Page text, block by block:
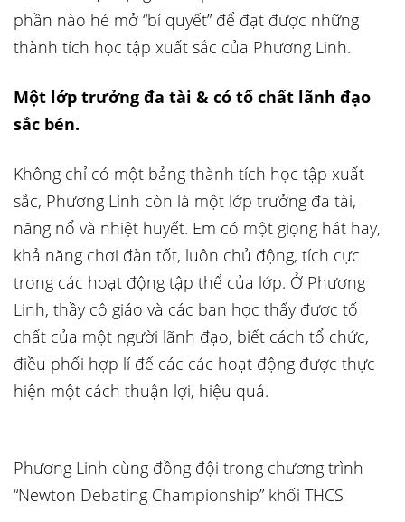
phần nào hé mở “bí quyết” để đạt được những
thành tích học tập xuất sắc của Phương Linh.
Một lớp trưởng đa tài & có tố chất lãnh đạo
sắc bén.
Không chỉ có một bảng thành tích học tập xuất
sắc, Phương Linh còn là một lớp trưởng đa tài,
năng nổ và nhiệt huyết. Em có một giọng hát hay,
khả năng chơi đàn tốt, luôn chủ động, tích cực
trong các hoạt động tập thể của lớp. Ở Phương
Linh, thầy cô giáo và các bạn học thấy được tố
chất của một người lãnh đạo, biết cách tổ chức,
điều phối hợp lí để các các hoạt động được thực
hiện một cách thuận lợi, hiệu quả.
Phương Linh cùng đồng đội trong chương trình
“Newton Debating Championship” khối THCS